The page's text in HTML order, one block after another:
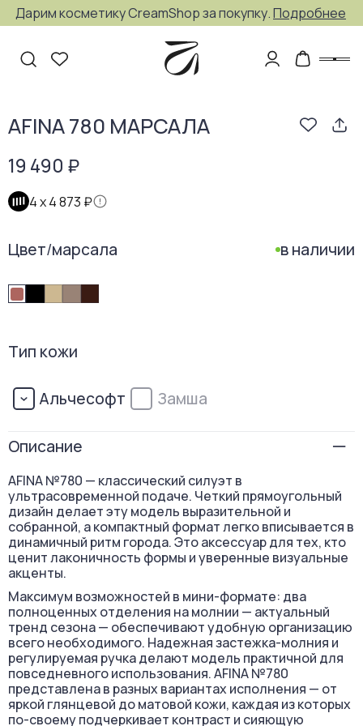
Дарим косметику CreamShop за покупку.Подробнее
AFINA 780 МАРСАЛА
19 490 ₽
4 х4 873 ₽
Цвет/марсала в наличии
Тип кожи
Альчесофт Замша
Описание
AFINA №780 — классический силуэт в
ультрасовременной подаче. Четкий прямоугольный
дизайн делает эту модель выразительной и
собранной, а компактный формат легко вписывается в
динамичный ритм города. Это аксессуар для тех, кто
ценит лаконичность формы и уверенные визуальные
акценты.
Максимум возможностей в мини-формате: два
полноценных отделения на молнии — актуальный
тренд сезона — обеспечивают удобную организацию
всего необходимого. Надежная застежка-молния и
регулируемая ручка делают модель практичной для
повседневного использования. AFINA №780
представлена в разных вариантах исполнения — от
яркой глянцевой до матовой кожи, каждая из которых
по-своему подчеркивает контраст и сияющую